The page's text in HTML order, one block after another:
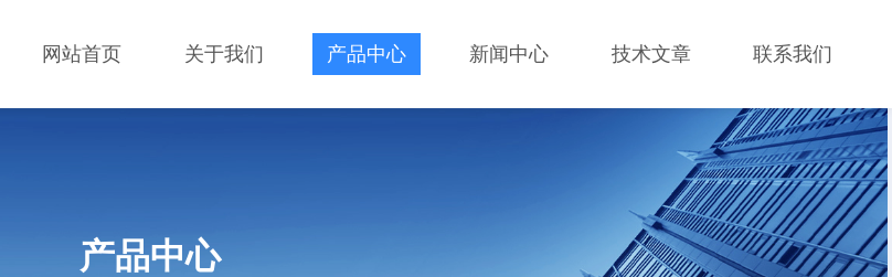
网站首页 关于我们 产品中心 新闻中心 技术文章 联系我们
产品中心